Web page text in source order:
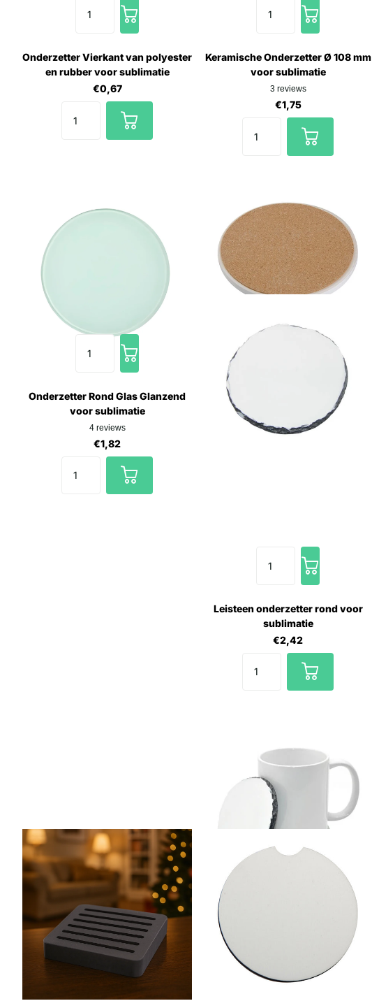
Onderzetter Vierkant van polyester
en rubber voor sublimatie
€0,67
Keramische Onderzetter Ø 108 mm
voor sublimatie
3 reviews
€1,75
Onderzetter Rond Glas Glanzend
voor sublimatie
4 reviews
€1,82
Leisteen onderzetter rond voor
sublimatie
€2,42